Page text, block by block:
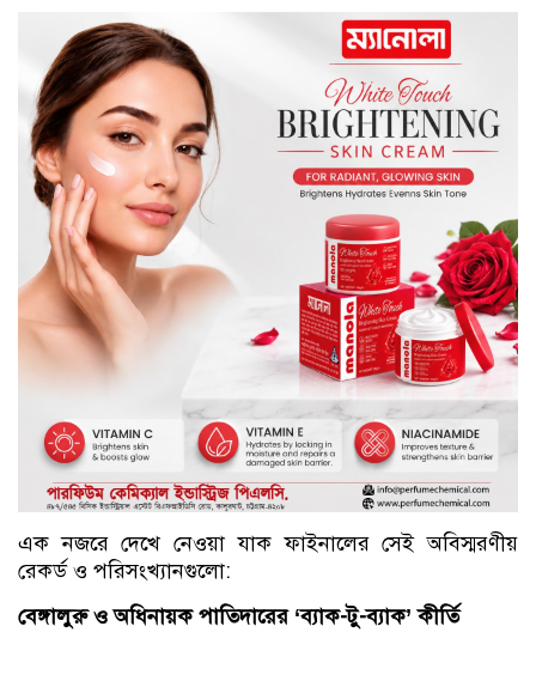
এক নজরে দেখে নেওয়া যাক ফাইনালের সেই অবিস্মরণীয়
রেকর্ড ও পরিসংখ্যানগুলো:
বেঙ্গালুরু ও অধিনায়ক পাতিদারের ‘ব্যাক-টু-ব্যাক’ কীর্তি